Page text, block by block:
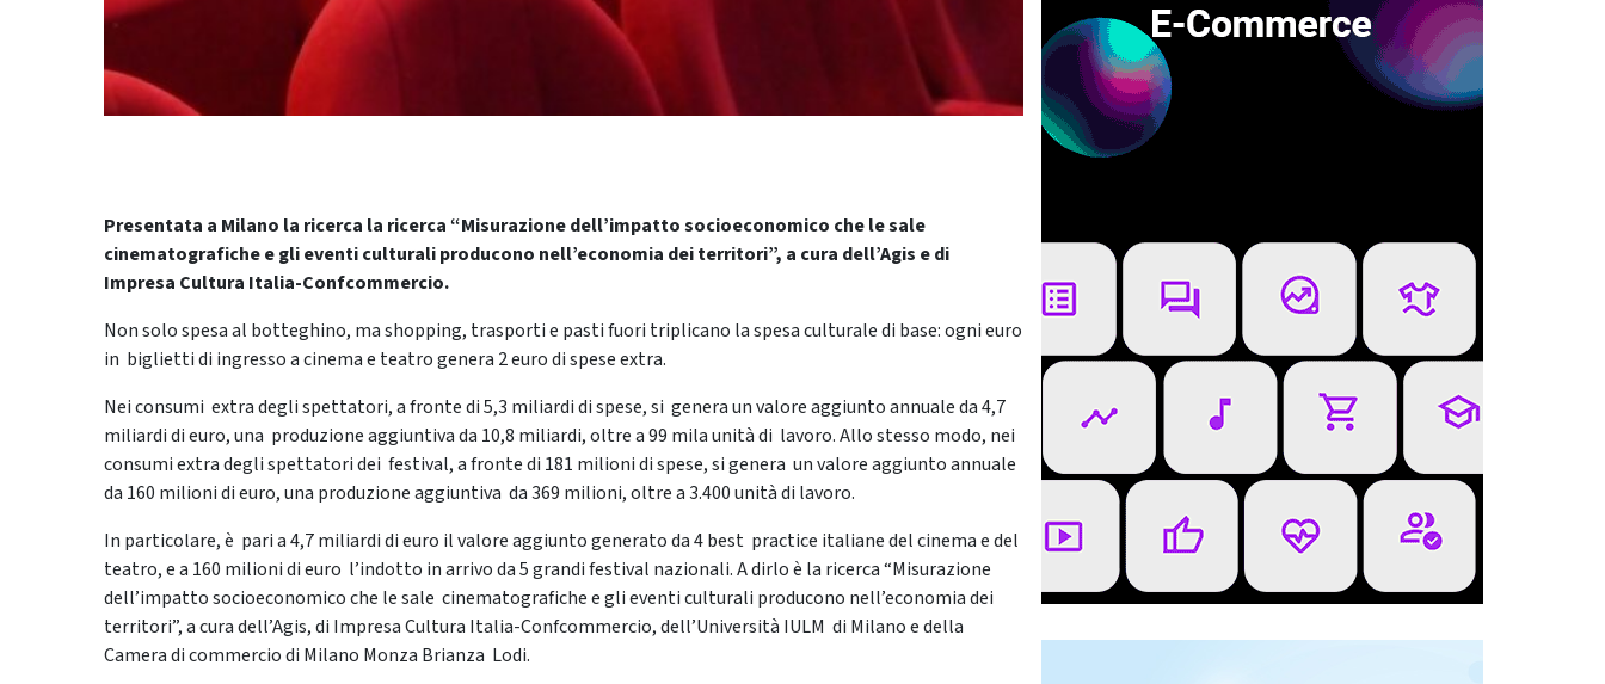
Presentata a Milano la ricerca la ricerca “Misurazione dell’impatto socioeconomico che le sale
cinematografiche e gli eventi culturali producono nell’economia dei territori”, a cura dell’Agis e di
Impresa Cultura Italia-Confcommercio.
Non solo spesa al botteghino, ma shopping, trasporti e pasti fuori triplicano la spesa culturale di base: ogni euro
in biglietti di ingresso a cinema e teatro genera 2 euro di spese extra.
Nei consumi extra degli spettatori, a fronte di 5,3 miliardi di spese, si genera un valore aggiunto annuale da 4,7
miliardi di euro, una produzione aggiuntiva da 10,8 miliardi, oltre a 99 mila unità di lavoro. Allo stesso modo, nei
consumi extra degli spettatori dei festival, a fronte di 181 milioni di spese, si genera un valore aggiunto annuale
da 160 milioni di euro, una produzione aggiuntiva da 369 milioni, oltre a 3.400 unità di lavoro.
In particolare, è pari a 4,7 miliardi di euro il valore aggiunto generato da 4 best practice italiane del cinema e del
teatro, e a 160 milioni di euro l’indotto in arrivo da 5 grandi festival nazionali. A dirlo è la ricerca “Misurazione
dell’impatto socioeconomico che le sale cinematografiche e gli eventi culturali producono nell’economia dei
territori”, a cura dell’Agis, di Impresa Cultura Italia-Confcommercio, dell’Università IULM di Milano e della
Camera di commercio di Milano Monza Brianza Lodi.